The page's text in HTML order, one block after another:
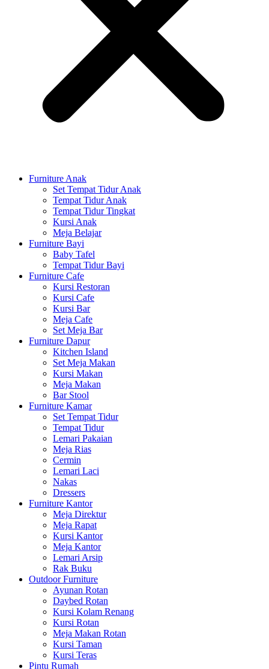
Furniture Anak
Set Tempat Tidur Anak
Tempat Tidur Anak
Tempat Tidur Tingkat
Kursi Anak
Meja Belajar
Furniture Bayi
Baby Tafel
Tempat Tidur Bayi
Furniture Cafe
Kursi Restoran
Kursi Cafe
Kursi Bar
Meja Cafe
Set Meja Bar
Furniture Dapur
Kitchen Island
Set Meja Makan
Kursi Makan
Meja Makan
Bar Stool
Furniture Kamar
Set Tempat Tidur
Tempat Tidur
Lemari Pakaian
Meja Rias
Cermin
Lemari Laci
Nakas
Dressers
Furniture Kantor
Meja Direktur
Meja Rapat
Kursi Kantor
Meja Kantor
Lemari Arsip
Rak Buku
Outdoor Furniture
Ayunan Rotan
Daybed Rotan
Kursi Kolam Renang
Kursi Rotan
Meja Makan Rotan
Kursi Taman
Kursi Teras
Pintu Rumah